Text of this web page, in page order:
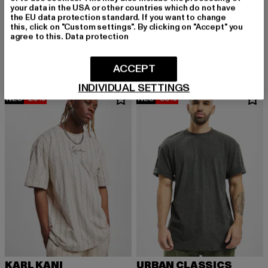
URBAN CLASSICS
Tall Tee
URBAN CLASSICS
NEU -23%
KARL KANI
NEU -35%
URBAN CLASSICS
your data in the USA or other countries which do not have
the EU data protection standard. If you want to change
this, click on "Custom settings". By clicking on "Accept" you
agree to this. Data protection
INDIVIDUAL SETTINGS
ACCEPT